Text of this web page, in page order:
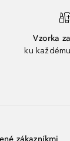
Vzorka
ku
zákazníkmi